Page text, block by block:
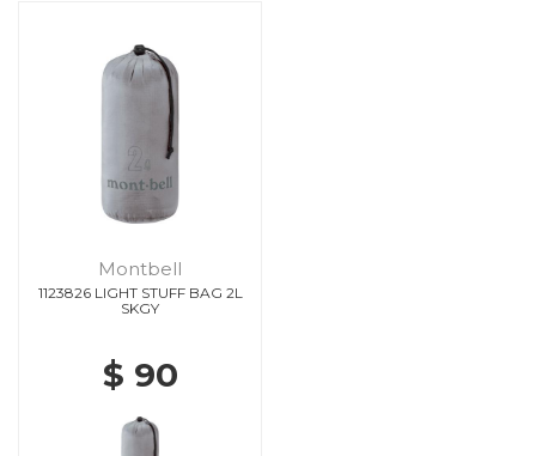
Montbell
1123826 LIGHT STUFF BAG 2L
SKGY
$ 90